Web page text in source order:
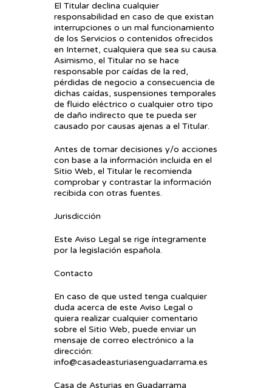
El Titular declina cualquier
responsabilidad en caso de que existan
interrupciones o un mal funcionamiento
de los Servicios o contenidos ofrecidos
en Internet, cualquiera que sea su causa.
Asimismo, el Titular no se hace
responsable por caídas de la red,
pérdidas de negocio a consecuencia de
dichas caídas, suspensiones temporales
de fluido eléctrico o cualquier otro tipo
de daño indirecto que te pueda ser
causado por causas ajenas a el Titular.
Antes de tomar decisiones y/o acciones
con base a la información incluida en el
Sitio Web, el Titular le recomienda
comprobar y contrastar la información
recibida con otras fuentes.
Jurisdicción
Este Aviso Legal se rige íntegramente
por la legislación española.
Contacto
En caso de que usted tenga cualquier
duda acerca de este Aviso Legal o
quiera realizar cualquier comentario
sobre el Sitio Web, puede enviar un
mensaje de correo electrónico a la
dirección:
info@casadeasturiasenguadarrama.es
Casa de Asturias en Guadarrama